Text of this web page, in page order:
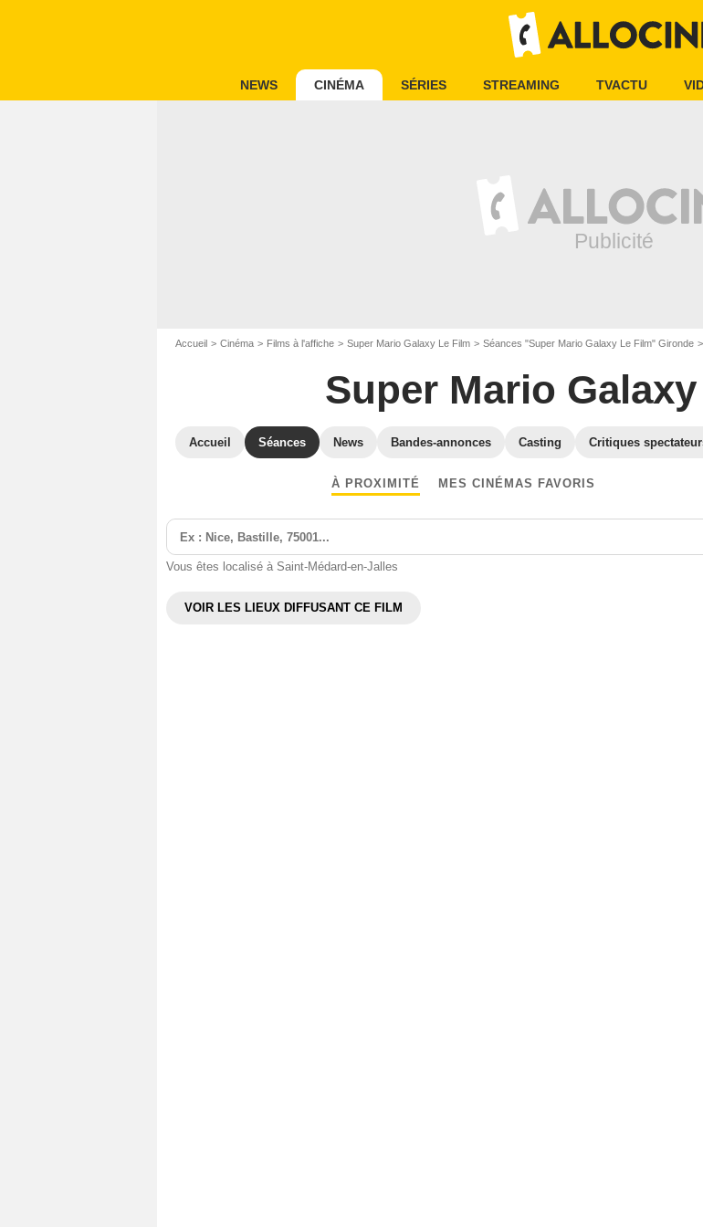
NEWS CINÉMA SÉRIES STREAMING TVACTU
Accueil Cinéma Films à l'affiche Super Mario Galaxy Le Film Séances "Super Mario Galaxy Le Film" Gironde
Super Mario
Accueil Séances News Bandes-annonces Casting Critiques
À PROXIMITÉ MES CINÉMAS FAVORIS
Vous êtes localisé à Saint-Médard-en-Jalles
VOIR LES LIEUX DIFFUSANT CE FILM